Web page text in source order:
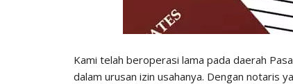
Kami telah beroperasi lama pada daerah
dalam urusan izin usahanya. Dengan notaris